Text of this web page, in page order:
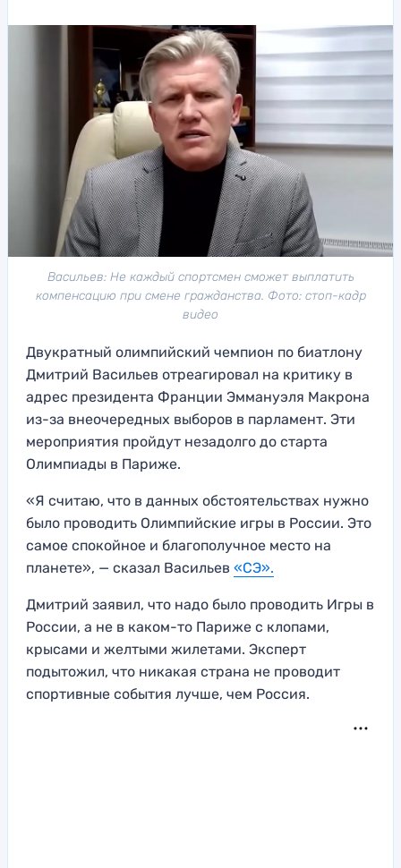
Васильев: Не каждый спортсмен сможет выплатить
компенсацию при смене гражданства. Фото: стоп-кадр
видео
Двукратный олимпийский чемпион по биатлону
Дмитрий Васильев отреагировал на критику в
адрес президента Франции Эммануэля Макрона
из-за внеочередных выборов в парламент. Эти
мероприятия пройдут незадолго до старта
Олимпиады в Париже.
«Я считаю, что в данных обстоятельствах нужно
было проводить Олимпийские игры в России. Это
самое спокойное и благополучное место на
планете», — сказал Васильев «СЭ».
Дмитрий заявил, что надо было проводить Игры в
России, а не в каком-то Париже с клопами,
крысами и желтыми жилетами. Эксперт
подытожил, что никакая страна не проводит
спортивные события лучше, чем Россия.